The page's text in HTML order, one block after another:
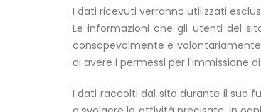
I dati ricevuti verranno utilizzati
Le informazioni che gli utenti del
consapevolmente e
di avere i permessi per l'immissione
I dati raccolti dal sito durante il suo